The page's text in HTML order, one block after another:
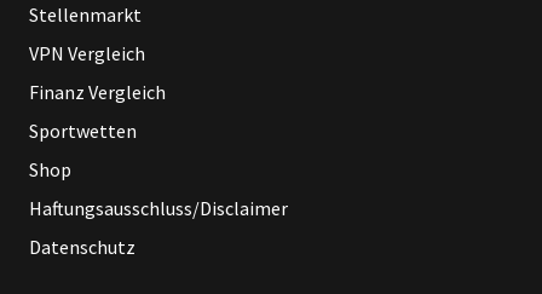
Stellenmarkt
VPN Vergleich
Finanz Vergleich
Sportwetten
Shop
Haftungsausschluss/Disclaimer
Datenschutz